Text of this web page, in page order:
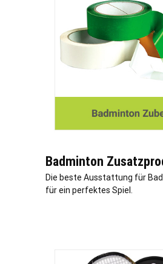
Badminton
Die beste Ausstattung für
für ein perfektes Spiel.